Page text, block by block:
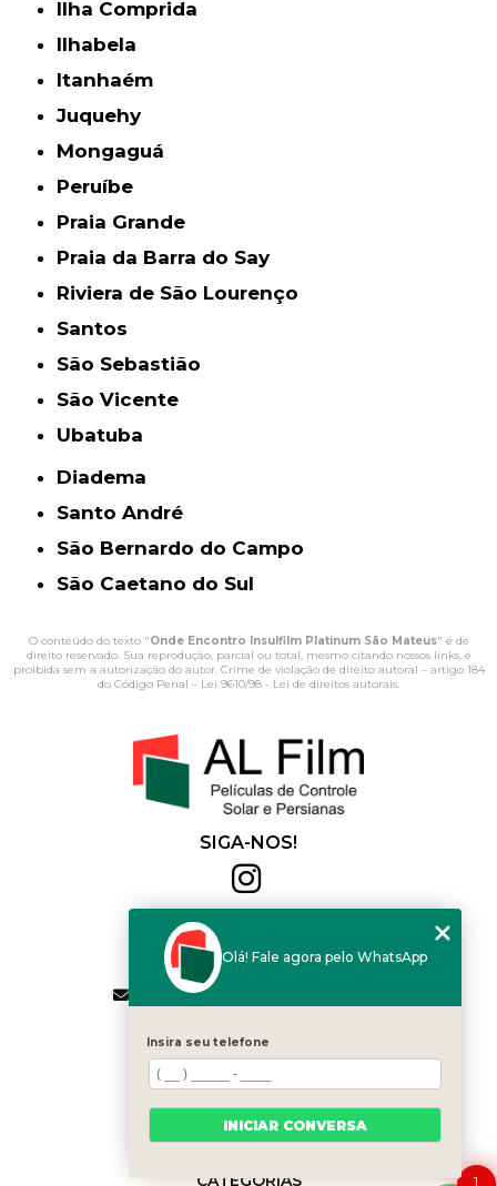
Ilha Comprida
Ilhabela
Itanhaém
Juquehy
Mongaguá
Peruíbe
Praia Grande
Praia da Barra do Say
Riviera de São Lourenço
Santos
São Sebastião
São Vicente
Ubatuba
Diadema
Santo André
São Bernardo do Campo
São Caetano do Sul
O conteúdo do texto "Onde Encontro Insulfilm Platinum São Mateus" é de
direito reservado. Sua reprodução, parcial ou total, mesmo citando nossos links, é
proibida sem a autorização do autor. Crime de violação de direito autoral – artigo 184
do Código Penal – Lei 9610/98 - Lei de direitos autorais.
SIGA-NOS!
(11) 2564-4684
(11) 94168-2041
contato.vendas@alfilm.com.br
MENU
HOME
QUEM SOMOS
SERVIÇOS
BLOG
CATEGORIAS
1
Olá! Fale agora pelo WhatsApp
Insira seu telefone
INICIAR CONVERSA